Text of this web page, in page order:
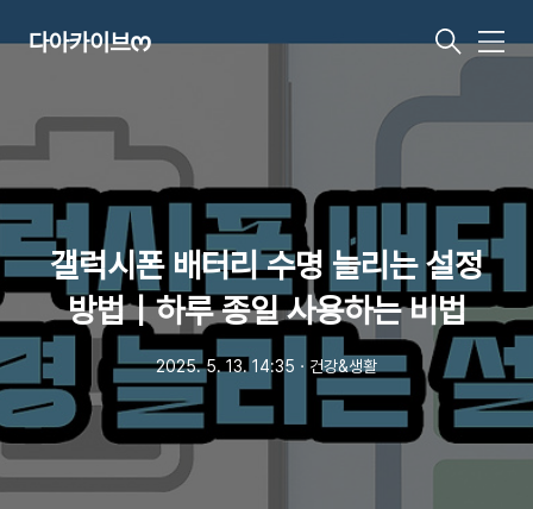
다아카이브ᰔ
메
갤럭시폰 배터리 수명 늘리는 설정
방법｜하루 종일 사용하는 비법
2025. 5. 13. 14:35 ㆍ 건강&생활